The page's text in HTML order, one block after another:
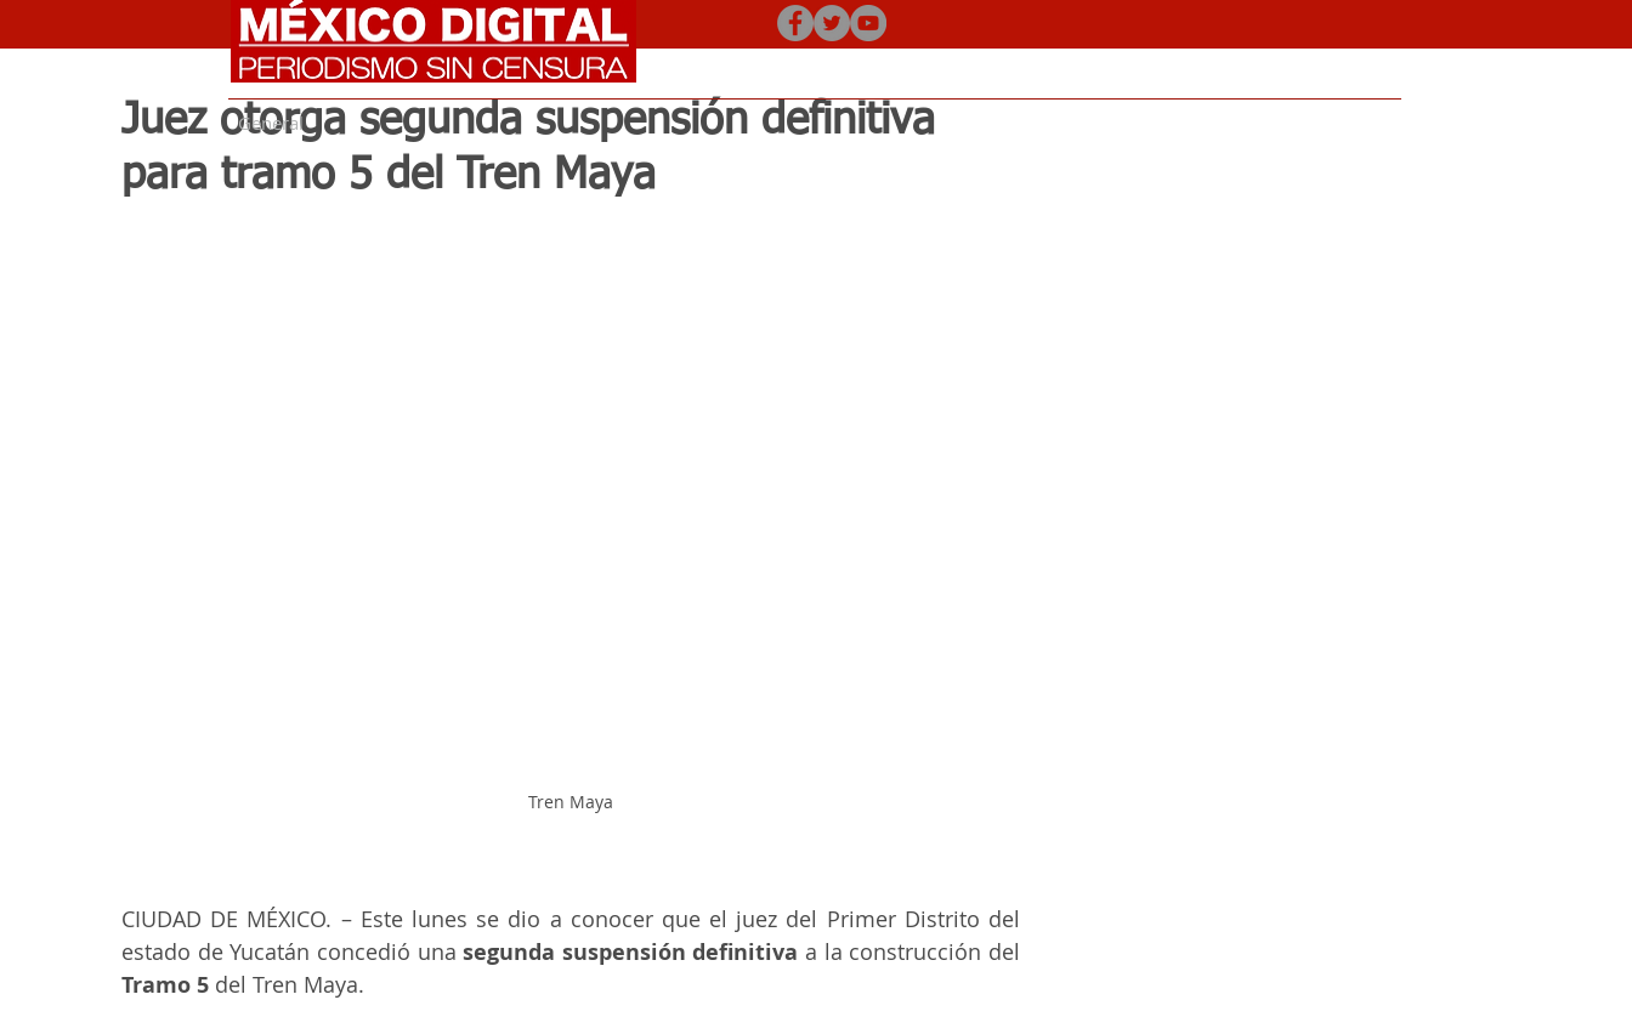
General
Juez otorga segunda suspensión definitiva
para tramo 5 del Tren Maya
Tren Maya
CIUDAD DE MÉXICO. – Este lunes se dio a conocer que el juez del Primer Distrito del
estado de Yucatán concedió una segunda suspensión definitiva
Tramo 5 del Tren Maya.